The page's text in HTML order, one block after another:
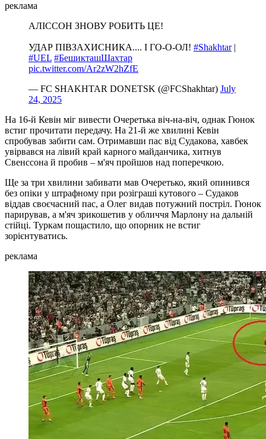
реклама
АЛІССОН ЗНОВУ РОБИТЬ ЦЕ!
УДАР ПІВЗАХИСНИКА.... І ГО-О-ОЛ! ️ #Shakhtar|
#UEL #БешикташШахтар
pic.twitter.com/Ar2zW2hZfE
— FC SHAKHTAR DONETSK (@FCShakhtar) July
24, 2025
На 16-й Кевін міг вивести Очеретька віч-на-віч, однак Гюнок
встиг прочитати передачу. На 21-й же хвилині Кевін
спробував забити сам. Отримавши пас від Судакова, хавбек
увірвався на лівий край карного майданчика, хитнув
Свенссона й пробив – м'яч пройшов над поперечкою.
Ще за три хвилини забивати мав Очеретько, який опинився
без опіки у штрафному при розіграші кутового – Судаков
віддав своєчасний пас, а Олег видав потужний постріл. Гюнок
парирував, а м'яч зрикошетив у обличчя Марлону на дальній
стійці. Туркам пощастило, що опорник не встиг
зорієнтуватись.
реклама